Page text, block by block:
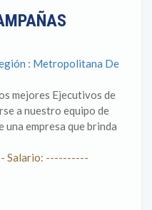
: Metropolitana De
mejores Ejecutivos de
a nuestro equipo de
empresa que brinda
Salario: ----------